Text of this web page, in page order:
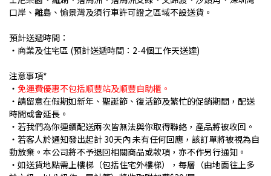
口岸、離島、愉景灣及須行車許可證之區域不設送貨。
預計送遞時間：
・商業及住宅區 (預計送遞時間：2-4個工作天送達)
注意事項*
・ 免運費優惠不包括順豐站及順豐自助櫃。
・請留意在假期如新年、聖誕節、復活節及繁忙的促銷期間，配送
時間或會延長。
・若我們為你連續配送兩次皆無法與你取得聯絡，產品將被收回。
・若客人於通知發出起計 30天內 未有任何回應，該訂單將被視為自
動放棄。本公司將不予退回相關商品或款項，亦不作另行通知。
・如送貨地點需上樓梯（包括住宅外樓梯），每層（由地面往上多